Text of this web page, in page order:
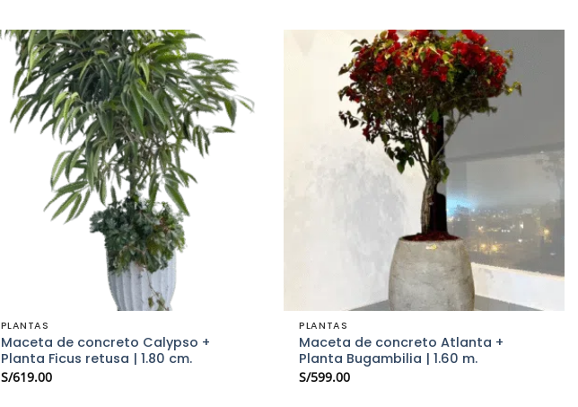
PLANTAS
Maceta de concreto Calypso +
Planta Ficus retusa | 1.80 cm.
S/619.00
PLANTAS
Maceta de concreto Atlanta +
Planta Bugambilia | 1.60 m.
S/599.00